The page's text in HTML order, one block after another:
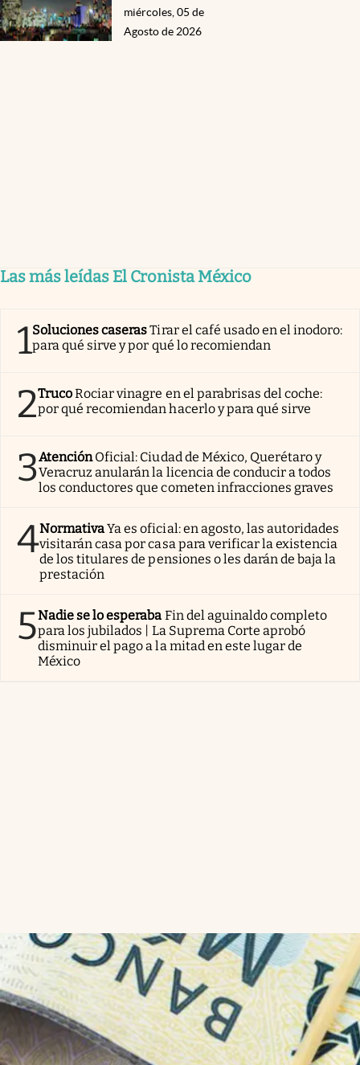
miércoles, 05 de
Agosto de 2026
Las más leídas El Cronista México
1Soluciones caserasTirar el café usado en el inodoro:
para qué sirve y por qué lo recomiendan
2TrucoRociar vinagre en el parabrisas del coche:
por qué recomiendan hacerlo y para qué sirve
3AtenciónOficial: Ciudad de México, Querétaro y
Veracruz anularán la licencia de conducir a todos
los conductores que cometen infracciones graves
4NormativaYa es oficial: en agosto, las autoridades
visitarán casa por casa para verificar la existencia
de los titulares de pensiones o les darán de baja la
prestación
5Nadie se lo esperaba Fin del aguinaldo completo
para los jubilados | La Suprema Corte aprobó
disminuir el pago a la mitad en este lugar de
México